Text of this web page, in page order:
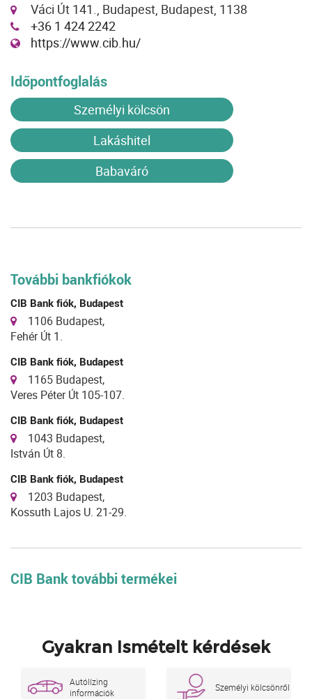
Váci Út 141., Budapest, Budapest, 1138
+36 1 424 2242
https://www.cib.hu/
Időpontfoglalás
Személyi kölcsön
Lakáshitel
Babaváró
További bankfiókok
CIB Bank fiók, Budapest
1106 Budapest,
Fehér Út 1.
CIB Bank fiók, Budapest
1165 Budapest,
Veres Péter Út 105-107.
CIB Bank fiók, Budapest
1043 Budapest,
István Út 8.
CIB Bank fiók, Budapest
1203 Budapest,
Kossuth Lajos U. 21-29.
CIB Bank további termékei
Gyakran Ismételt kérdések
Autólízing
információk
Személyi kölcsönről